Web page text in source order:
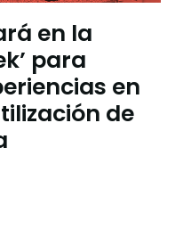
en la
para
en
de